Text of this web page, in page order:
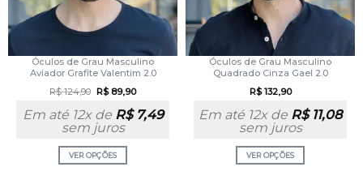
Óculos de Grau Masculino
Aviador Grafite Valentim 2.0
R$124,90 R$89,90
Em até 12x de R$7,49
sem juros
VER OPÇÕES
Óculos de Grau Masculino
Quadrado Cinza Gael 2.0
R$132,90
Em até 12x de R$11,08
sem juros
VER OPÇÕES